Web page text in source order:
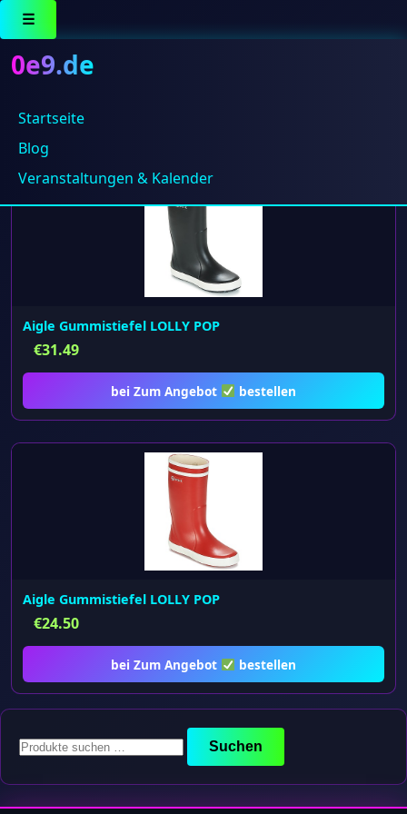
☰
0e9.de
Startseite
Blog
Veranstaltungen & Kalender
Aigle Gummistiefel LOLLY POP
€31.49
bei Zum Angebot bestellen
Aigle Gummistiefel LOLLY POP
€24.50
bei Zum Angebot bestellen
Suchen
nach:
Suchen